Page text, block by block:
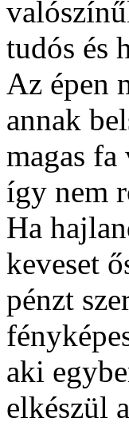
tudós és
Az épen
annak
magas
így nem
Ha
keveset
pénzt
aki
elkészül